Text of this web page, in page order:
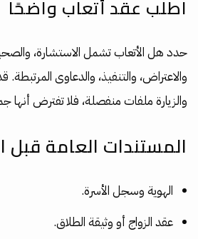
اطلب عقد أتعاب واضحًا
حدد هل الأتعاب تشمل الاستشارة،
والاعتراض، والتنفيذ، والدعاوى
والزيارة ملفات منفصلة، فلا تفترض
المستندات العامة قبل
الهوية وسجل الأسرة.
عقد الزواج أو وثيقة الطلاق.